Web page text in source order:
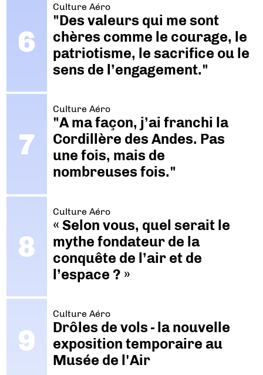
Culture Aéro
"Des valeurs qui me sont
chères comme le courage, le
patriotisme, le sacrifice ou le
sens de l’engagement."
Culture Aéro
"A ma façon, j’ai franchi la
Cordillère des Andes. Pas
une fois, mais de
nombreuses fois."
Culture Aéro
« Selon vous, quel serait le
mythe fondateur de la
conquête de l’air et de
l’espace ? »
Culture Aéro
Drôles de vols - la nouvelle
exposition temporaire au
Musée de l'Air